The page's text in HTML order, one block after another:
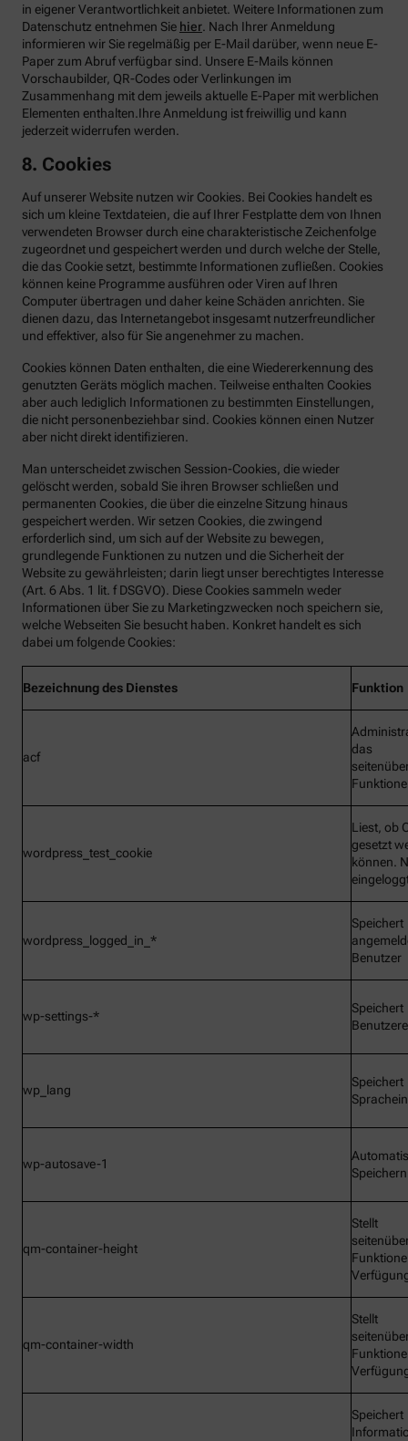
in eigener Verantwortlichkeit anbietet. Weitere Informationen zum
Datenschutz entnehmen Sie hier . Nach Ihrer Anmeldung
informieren wir Sie regelmäßig per E-Mail darüber, wenn neue E-
Paper zum Abruf verfügbar sind. Unsere E-Mails können
Vorschaubilder, QR-Codes oder Verlinkungen im
Zusammenhang mit dem jeweils aktuelle E-Paper mit werblichen
Elementen enthalten.Ihre Anmeldung ist freiwillig und kann
jederzeit widerrufen werden.
8. Cookies
Auf unserer Website nutzen wir Cookies. Bei Cookies handelt es
sich um kleine Textdateien, die auf Ihrer Festplatte dem von Ihnen
verwendeten Browser durch eine charakteristische Zeichenfolge
zugeordnet und gespeichert werden und durch welche der Stelle,
die das Cookie setzt, bestimmte Informationen zufließen. Cookies
können keine Programme ausführen oder Viren auf Ihren
Computer übertragen und daher keine Schäden anrichten. Sie
dienen dazu, das Internetangebot insgesamt nutzerfreundlicher
und effektiver, also für Sie angenehmer zu machen.
Cookies können Daten enthalten, die eine Wiedererkennung des
genutzten Geräts möglich machen. Teilweise enthalten Cookies
aber auch lediglich Informationen zu bestimmten Einstellungen,
die nicht personenbeziehbar sind. Cookies können einen Nutzer
aber nicht direkt identifizieren.
Man unterscheidet zwischen Session-Cookies, die wieder
gelöscht werden, sobald Sie ihren Browser schließen und
permanenten Cookies, die über die einzelne Sitzung hinaus
gespeichert werden. Wir setzen Cookies, die zwingend
erforderlich sind, um sich auf der Website zu bewegen,
grundlegende Funktionen zu nutzen und die Sicherheit der
Website zu gewährleisten; darin liegt unser berechtigtes Interesse
(Art. 6 Abs. 1 lit. f DSGVO). Diese Cookies sammeln weder
Informationen über Sie zu Marketingzwecken noch speichern sie,
welche Webseiten Sie besucht haben. Konkret handelt es sich
dabei um folgende Cookies:
Bezeichnungdes Dienstes Funktion
acf
das
wordpress_test_cookie
Liest, ob
gesetzt
können.
wordpress_logged_in_*
Speichert
Benutzer
wp-settings-*
Speichert
wp_lang
Speichert
wp-autosave-1
Speichern
qm-container-height
Stellt
qm-container-width
Stellt
Speichert